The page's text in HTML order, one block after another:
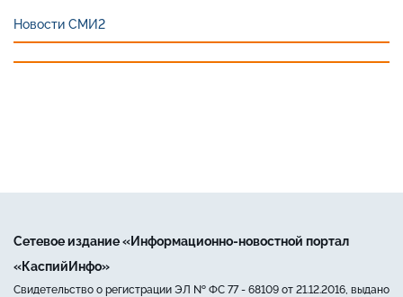
Новости СМИ2
Сетевое издание «Информационно-новостной портал
«КаспийИнфо»
Свидетельство о регистрации ЭЛ № ФС 77 - 68109 от 21.12.2016, выдано